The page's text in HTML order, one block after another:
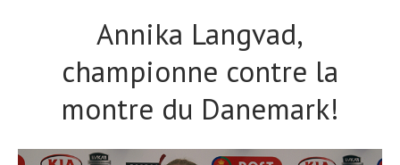
Annika Langvad,
championne contre la
montre du Danemark!